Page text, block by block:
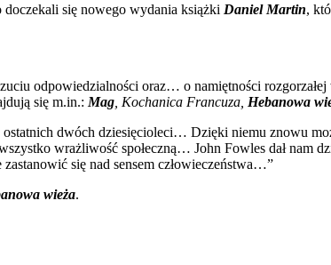
się nowego wydania książki Daniel Martin,
odpowiedzialności oraz… o namiętności
się m.in.: Mag , Kochanica Francuza, Hebanowa
dwóch dziesięcioleci… Dzięki niemu znowu
wrażliwość społeczną… John Fowles dał nam
się nad sensem człowieczeństwa…”
wieża.